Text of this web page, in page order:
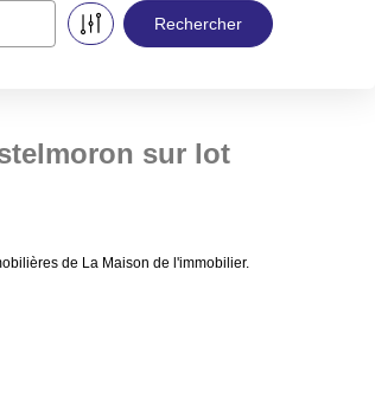
sur lot
de La Maison de l'immobilier.